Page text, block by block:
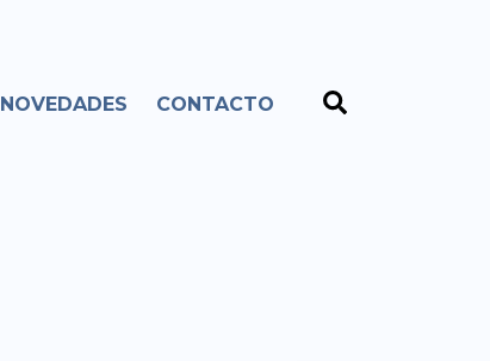
NOVEDADES CONTACTO